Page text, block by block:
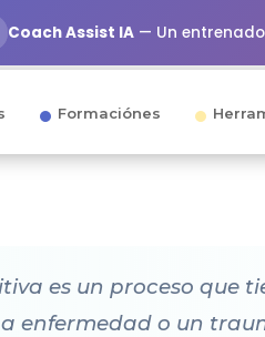
Coach Assist IA — Un
Formaciónes
es un proceso que
enfermedad o un